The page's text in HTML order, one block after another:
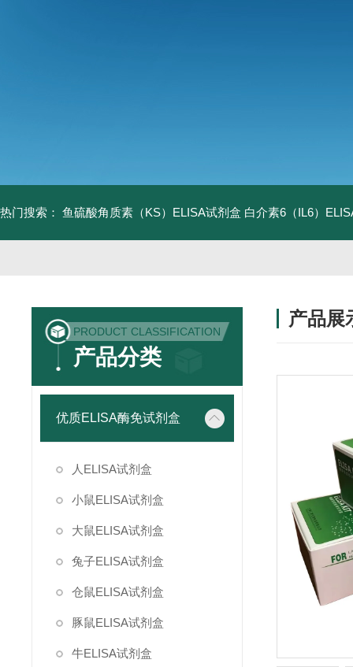
热门搜索： 鱼硫酸角质素（KS）ELISA试剂盒 白介素6（IL6）
PRODUCT CLASSIFICATION
产品分类
优质ELISA酶免试剂盒
人ELISA试剂盒
小鼠ELISA试剂盒
大鼠ELISA试剂盒
兔子ELISA试剂盒
仓鼠ELISA试剂盒
豚鼠ELISA试剂盒
牛ELISA试剂盒
产品展